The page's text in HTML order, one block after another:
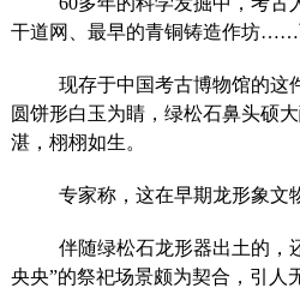
干道网、最早的青铜铸造作坊……
现存于中国考古博物馆的这
圆饼形白玉为睛，绿松石鼻头硕
湛，栩栩如生。
专家称，这在早期龙形象文
伴随绿松石龙形器出土的，
央央”的祭祀场景颇为契合，引人